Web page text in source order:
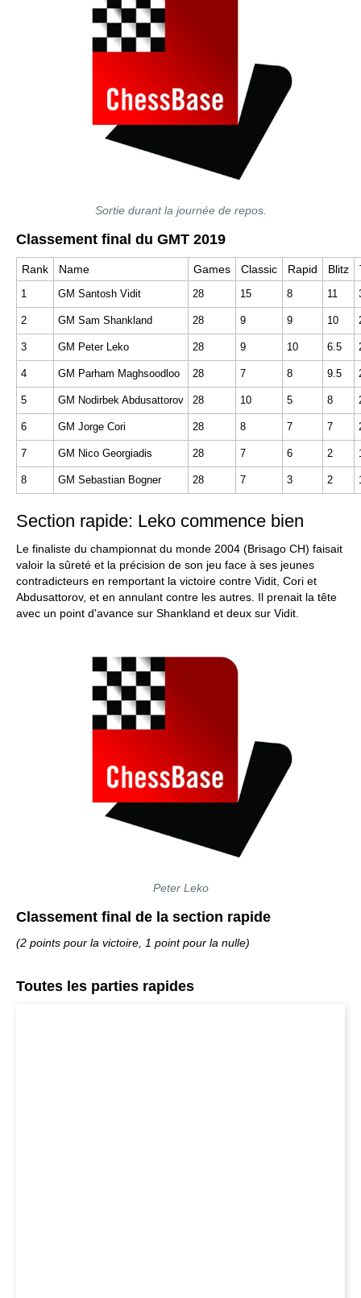
Sortie durant la journée de repos.
Classement final du GMT 2019
Rank Name Games Classic Rapid Blitz
1 GM Santosh Vidit 28 15 8 11
2 GM Sam Shankland 28 9 9 10
3 GM Peter Leko 28 9 10 6.5
4 GM Parham Maghsoodloo 28 7 8 9.5
5 GM Nodirbek Abdusattorov 28 10 5 8
6 GM Jorge Cori 28 8 7 7
7 GM Nico Georgiadis 28 7 6 2
8 GM Sebastian Bogner 28 7 3 2
Section rapide: Leko commence bien
Le finaliste du championnat du monde 2004 (Brisago CH) faisait
valoir la sûreté et la précision de son jeu face à ses jeunes
contradicteurs en remportant la victoire contre Vidit, Cori et
Abdusattorov, et en annulant contre les autres. Il prenait la tête
avec un point d'avance sur Shankland et deux sur Vidit.
Peter Leko
Classement final de la section rapide
(2 points pour la victoire, 1 point pour la nulle)
Toutes les parties rapides